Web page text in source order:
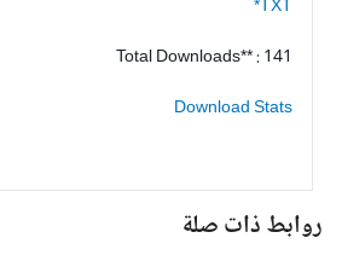
TXT*
Total Downloads** : 141
Download Stats
روابط ذات صلة